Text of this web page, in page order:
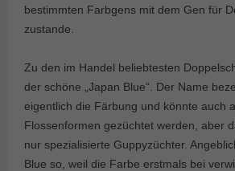
bestimmten Farbgens mit dem Gen für
zustande.
Zu den im Handel beliebtesten
der schöne „Japan Blue“. Der Name
eigentlich die Färbung und könnte auch
Flossenformen gezüchtet werden, aber
nur spezialisierte Guppyzüchter.
Blue so, weil die Farbe erstmals bei